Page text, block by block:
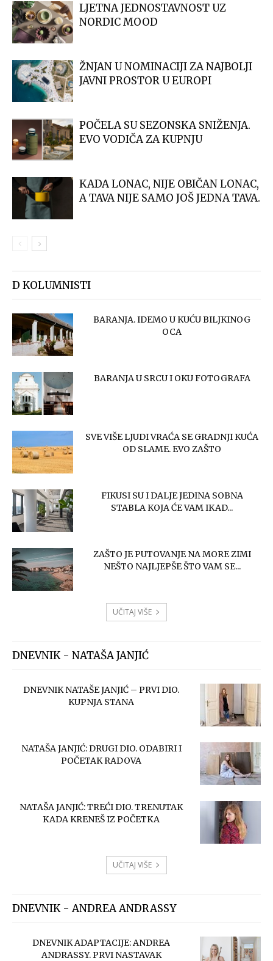
LJETNA JEDNOSTAVNOST UZ
NORDIC MOOD
ŽNJAN U NOMINACIJI ZA NAJBOLJI
JAVNI PROSTOR U EUROPI
POČELA SU SEZONSKA SNIŽENJA.
EVO VODIČA ZA KUPNJU
KADA LONAC, NIJE OBIČAN LONAC,
A TAVA NIJE SAMO JOŠ JEDNA TAVA.
D KOLUMNISTI
BARANJA. IDEMO U KUĆU BILJKINOG
OCA
BARANJA U SRCU I OKU FOTOGRAFA
SVE VIŠE LJUDI VRAĆA SE GRADNJI KUĆA
OD SLAME. EVO ZAŠTO
FIKUSI SU I DALJE JEDINA SOBNA
STABLA KOJA ĆE VAM IKAD...
ZAŠTO JE PUTOVANJE NA MORE ZIMI
NEŠTO NAJLJEPŠE ŠTO VAM SE...
UČITAJ VIŠE
DNEVNIK - NATAŠA JANJIĆ
DNEVNIK NATAŠE JANJIĆ – PRVI DIO.
KUPNJA STANA
NATAŠA JANJIĆ: DRUGI DIO. ODABIRI I
POČETAK RADOVA
NATAŠA JANJIĆ: TREĆI DIO. TRENUTAK
KADA KRENEŠ IZ POČETKA
UČITAJ VIŠE
DNEVNIK - ANDREA ANDRASSY
DNEVNIK ADAPTACIJE: ANDREA
ANDRASSY. PRVI NASTAVAK